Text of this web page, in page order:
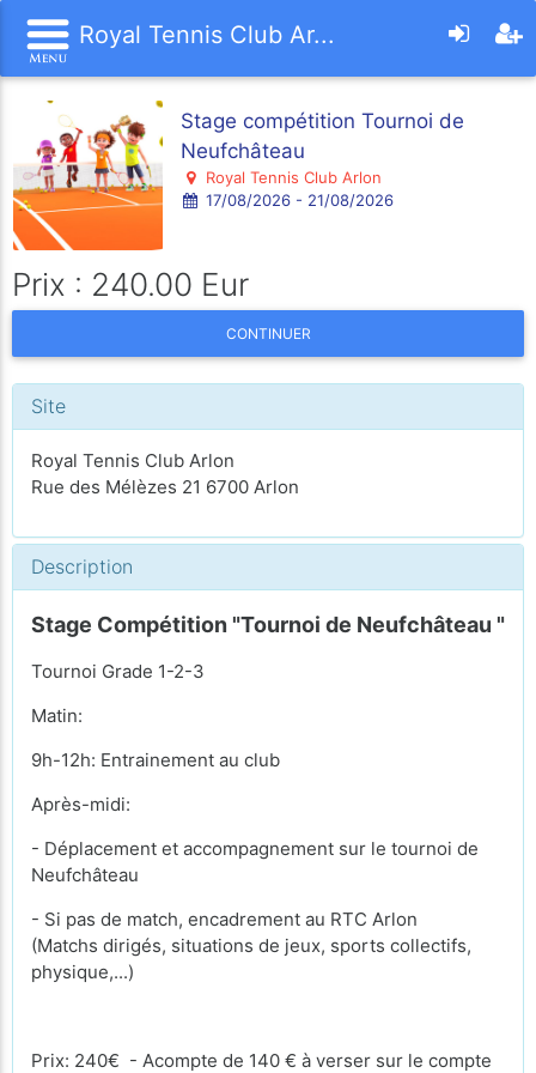
Royal Tennis Club Ar...
Stage compétition Tournoi de
Neufchâteau
Royal Tennis Club Arlon
17/08/2026 - 21/08/2026
Prix : 240.00 Eur
CONTINUER
Site
Royal Tennis Club Arlon
Rue des Mélèzes 21 6700 Arlon
Description
Stage Compétition "Tournoi de Neufchâteau "
Tournoi Grade 1-2-3
Matin:
9h-12h: Entrainement au club
Après-midi:
- Déplacement et accompagnement sur le tournoi de
Neufchâteau
- Si pas de match, encadrement au RTC Arlon
(Matchs dirigés, situations de jeux, sports collectifs,
physique,...)
Prix: 240€ - Acompte de 140 € à verser sur le compte